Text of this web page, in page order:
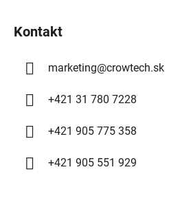
ý
Kontakt
marketing@crowtech.sk
+421 31 780 7228
+421 905 775 358
+421 905 551 929